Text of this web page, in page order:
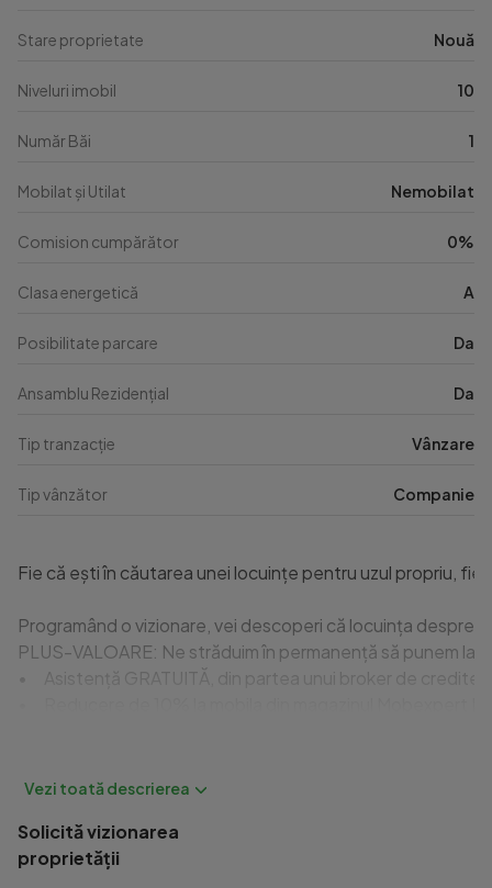
Stare proprietate Nouă
Niveluri imobil 10
Număr Băi 1
Mobilat și Utilat Nemobilat
Comision cumpărător 0%
Clasa energetică A
Posibilitate parcare Da
Ansamblu Rezidențial Da
Tip tranzacție Vânzare
Tip vânzător Companie
Fie că ești în căutarea unei locuințe pentru uzul propriu,
Programând o vizionare, vei descoperi că locuința
PLUS-VALOARE: Ne străduim în permanență să punem
•	Asistență GRATUITĂ, din partea unui broker de
Specificații și facilități:
•	Fundație de tip radier general, cu 2 subsoluri
•	Structură pe cadre de beton
Solicită vizionarea
proprietății